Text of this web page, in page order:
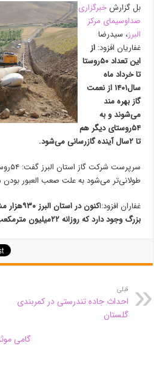
بل گزارشخبرگزاری
صداوسیمای مرکز
البرز، سیدرضا
غفاریان افزود:از
این تعداد ۵۰روستا
تا خرداد ماه
سال۱۴۰۱ از نعمت
گاز بهره مند
می‌شوند و به
۵۴روستای دیگر هم
تا ۲سال آینده گازرسانی می‌شود.
طولانی‌تر می‌شود به علت صعب العبور
غفاران افزود:ا
کنون در
بزرگ وجود دارد که روزانه ۲۲میلیون مترمکعب گاز مصرف می‌کنند.
قبلی
احداث جاده تندرستی در کمربندی
گلستان
گامی